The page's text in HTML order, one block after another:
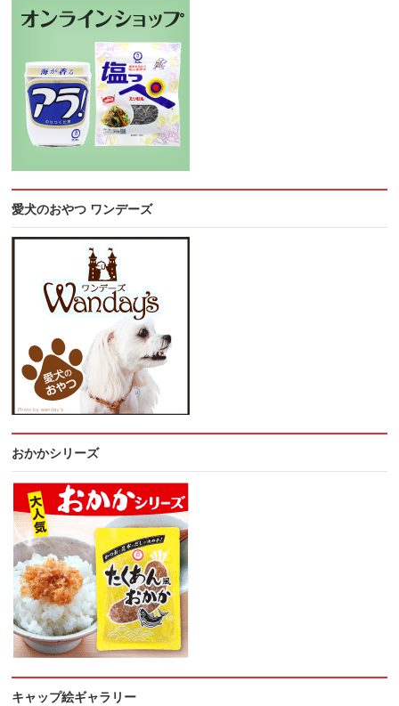
愛犬のおやつ ワンデーズ
おかかシリーズ
キャップ絵ギャラリー